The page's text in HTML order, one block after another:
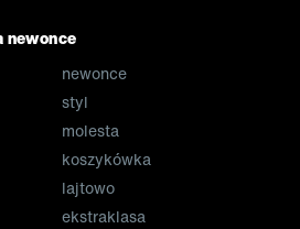
newonce
newonce
styl
molesta
koszykówka
lajtowo
ekstraklasa